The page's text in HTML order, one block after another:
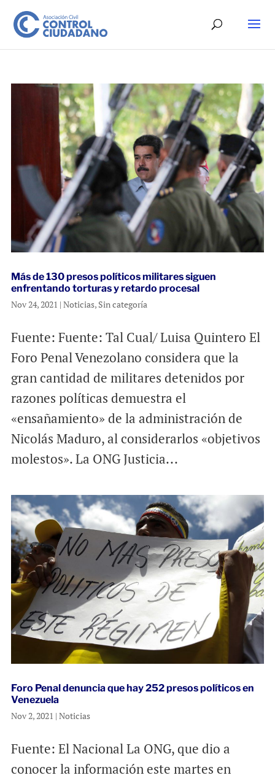
Más de 130 presos políticos militares siguen
enfrentando torturas y retardo procesal
Nov 24, 2021 | Noticias, Sin categoría
Fuente: Fuente: Tal Cual/ Luisa Quintero El
Foro Penal Venezolano considera que la
gran cantidad de militares detenidos por
razones políticas demuestra el
«ensañamiento» de la administración de
Nicolás Maduro, al considerarlos «objetivos
molestos». La ONG Justicia...
Foro Penal denuncia que hay 252 presos políticos en
Venezuela
Nov 2, 2021 | Noticias
Fuente: El Nacional La ONG, que dio a
conocer la información este martes en